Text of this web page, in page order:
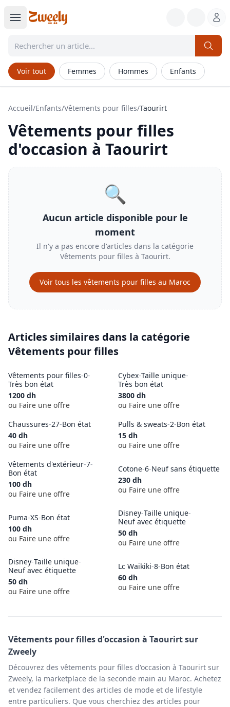
Voir tout Femmes Hommes Enfants
Accueil/Enfants/Vêtements pour filles/Taourirt
Vêtements pour filles
d'occasion à Taourirt
🔍
Aucun article disponible pour le
moment
Il n'y a pas encore d'articles dans la catégorie
Vêtements pour filles à Taourirt.
Voir tous les vêtements pour filles au Maroc
Articles similaires dans la catégorie
Vêtements pour filles
Vêtements pour filles-0-
Très bon état
1200 dh
ou Faire une offre
Cybex-Taille unique-
Très bon état
3800 dh
ou Faire une offre
Chaussures-27-Bon état
40 dh
ou Faire une offre
Pulls & sweats-2-Bon état
15 dh
ou Faire une offre
Vêtements d'extérieur-7-
Bon état
100 dh
ou Faire une offre
Cotone-6-Neuf sans étiquette
230 dh
ou Faire une offre
Puma-XS-Bon état
100 dh
ou Faire une offre
Disney-Taille unique-
Neuf avec étiquette
50 dh
ou Faire une offre
Disney-Taille unique-
Neuf avec étiquette
50 dh
ou Faire une offre
Lc Waikiki-8-Bon état
60 dh
ou Faire une offre
Vêtements pour fillesd'occasion à Taourirtsur
Zweely
Découvrez des vêtements pour filles d'occasion à Taourirt sur
Zweely, la marketplace de la seconde main au Maroc. Achetez
et vendez facilement des articles de mode et de lifestyle
entre particuliers. Que vous cherchiez des articles pour